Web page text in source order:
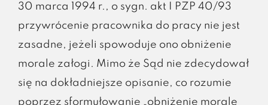
30 marca 1994 r., o sygn. akt I PZP 40/93
przywrócenie pracownika do pracy nie jest
zasadne, jeżeli spowoduje ono obniżenie
morale załogi. Mimo że Sąd nie zdecydował
się na dokładniejsze opisanie, co rozumie
poprzez sformułowanie „obniżenie morale